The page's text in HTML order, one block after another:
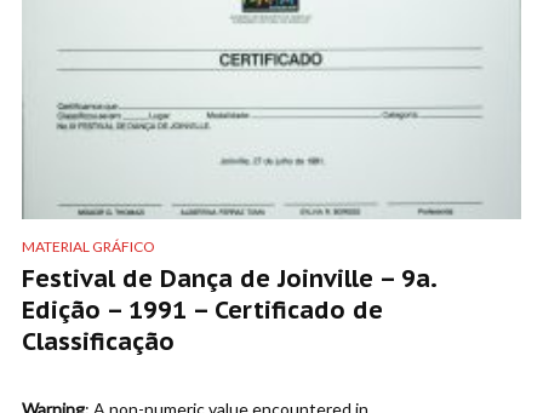
MATERIAL GRÁFICO
Festival de Dança de Joinville – 9a.
Edição – 1991 – Certificado de
Classificação
Warning: A non-numeric value encountered in